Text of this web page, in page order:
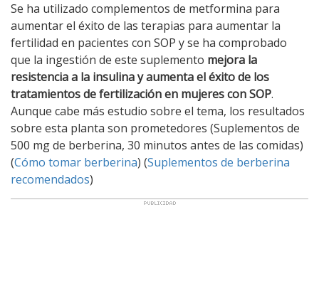
Se ha utilizado complementos de metformina para
aumentar el éxito de las terapias para aumentar la
fertilidad en pacientes con SOP y se ha comprobado
que la ingestión de este suplemento mejora la
resistencia a la insulina y aumenta el éxito de los
tratamientos de fertilización en mujeres con SOP.
Aunque cabe más estudio sobre el tema, los resultados
sobre esta planta son prometedores (Suplementos de
500 mg de berberina, 30 minutos antes de las comidas)
(Cómo tomar berberina) (Suplementos de berberina
recomendados)